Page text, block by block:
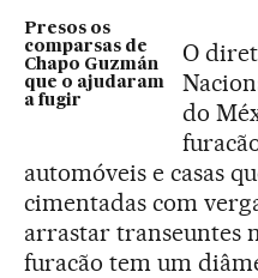
Presos os
comparsas de
Chapo Guzmán
que o ajudaram
a fugir
O
do
automóveis e casas
cimentadas com
arrastar transeuntes
furacão tem um